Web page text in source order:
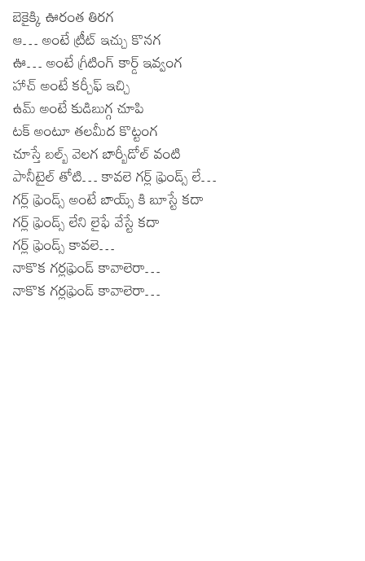
బెకైక్కి ఊరంత తిరగ
ఆ… అంటే ట్రీట్ ఇచ్చు కొనగ
ఊ… అంటే గ్రీటింగ్ కార్డ్ ఇవ్వంగ
హాచ్ అంటే కర్చీఫ్ ఇచ్చి
ఉమ్ అంటే కుడిబుగ్గ చూపి
టక్ అంటూ తలమీద కొట్టంగ
చూస్తే బల్బ్ వెలగ బార్బీడోల్ వంటి
పానీటైల్ తోటి… కావలె గర్ల్ ఫ్రెండ్స్ లే…
గర్ల్ ఫ్రెండ్స్ అంటే బాయ్స్ కి బూస్టే కదా
గర్ల్ ఫ్రెండ్స్ లేని లైఫే వేస్టే కదా
గర్ల్ ఫ్రెండ్స్ కావలె…
నాకొక గర్లఫ్రెండ్ కావాలెరా…
నాకొక గర్లఫ్రెండ్ కావాలెరా…